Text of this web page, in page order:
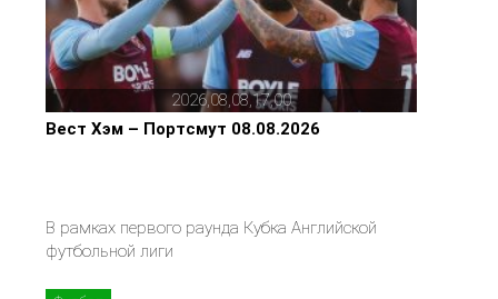
2026,08,08,17,00
Вест Хэм – Портсмут 08.08.2026
В рамках первого раунда Кубка Английской
футбольной лиги